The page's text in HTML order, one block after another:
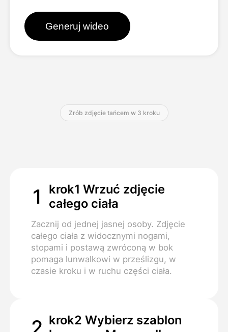
Blog
Generuj wideo
Zrób zdjęcie tańcem w 3 kroku
1
krok1 Wrzuć zdjęcie
całego ciała
Zacznij od jednej jasnej osoby. Zdjęcie
całego ciała z widocznymi nogami,
stopami i postawą zwróconą w bok
pomaga lunwalkowi w prześlizgu, w
czasie kroku i w ruchu części ciała.
krok2 Wybierz szablon